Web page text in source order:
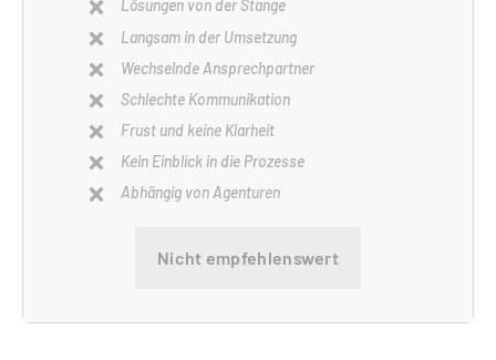
Lösungen von der Stange
Langsam in der Umsetzung
Wechselnde Ansprechpartner
Schlechte Kommunikation
Frust und keine Klarheit
Kein Einblick in die Prozesse
Abhängig von Agenturen
Nicht empfehlenswert